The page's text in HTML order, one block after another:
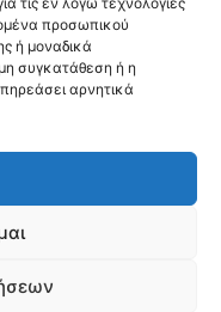
προσωπικού
ή μοναδικά
συγκατάθεση ή η
αρνητικά
sales@typoparos.gr)
απορρήτου & Cookies